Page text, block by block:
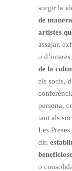
sorgir la
de
artistes
assajar,
o
de la
els socis,
persona,
tant als
Les
dir,
o